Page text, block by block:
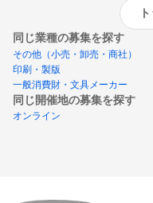
同じ業種の募集を探す
その他（小売・卸売・商社）
印刷・製版
一般消費財・文具メーカー
同じ開催地の募集を探す
オンライン